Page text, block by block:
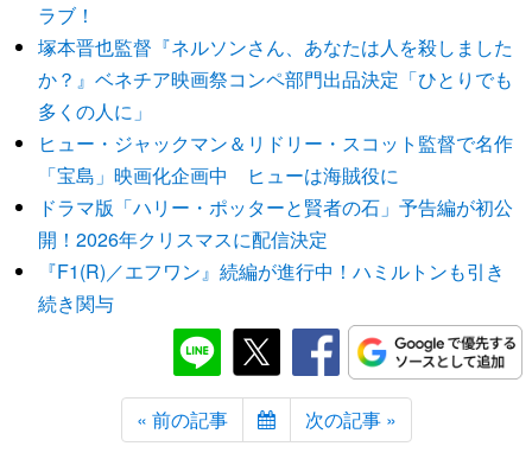
ラブ！
塚本晋也監督『ネルソンさん、あなたは人を殺しました
か？』ベネチア映画祭コンペ部門出品決定「ひとりでも
多くの人に」
ヒュー・ジャックマン＆リドリー・スコット監督で名作
「宝島」映画化企画中 ヒューは海賊役に
ドラマ版「ハリー・ポッターと賢者の石」予告編が初公
開！2026年クリスマスに配信決定
『F1(R)／エフワン』続編が進行中！ハミルトンも引き
続き関与
« 前の記事 次の記事 »